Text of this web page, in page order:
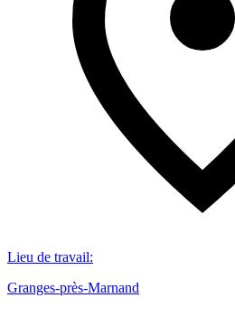
Lieu de travail:
Granges-près-Marnand